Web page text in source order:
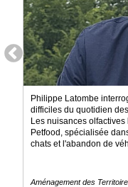
Philippe Latombe
difficiles du quotidien
Les nuisances
Petfood, spécialisée
chats et l'abandon de
Aménagement des